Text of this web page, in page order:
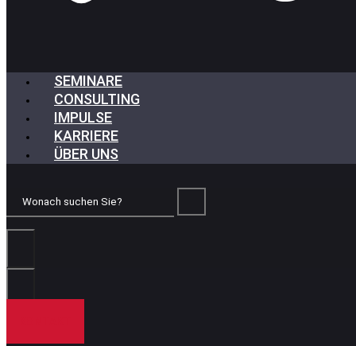
SEMINARE
CONSULTING
IMPULSE
KARRIERE
ÜBER UNS
Wonach
Sie?